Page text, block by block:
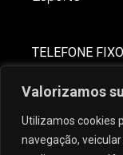
Valorizamos
Utilizamos cookies
navegação,
TELEFONE
(82) 99621-